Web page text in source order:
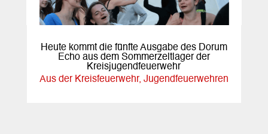
Heute kommt die fünfte Ausgabe des Dorum
Echo aus dem Sommerzeltlager der
Kreisjugendfeuerwehr
Aus der Kreisfeuerwehr, Jugendfeuerwehren